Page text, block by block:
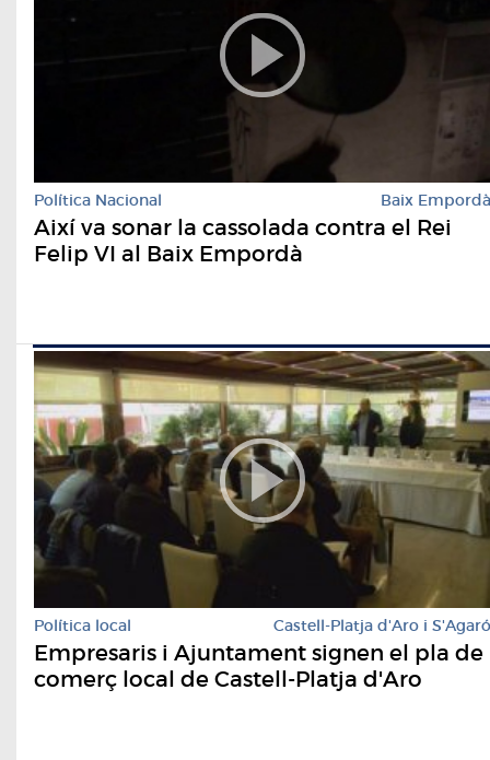
Política Nacional Baix Empordà
Així va sonar la cassolada contra el Rei
Felip VI al Baix Empordà
Política local Castell-Platja d'Aro i S'Agaró
Empresaris i Ajuntament signen el pla de
comerç local de Castell-Platja d'Aro